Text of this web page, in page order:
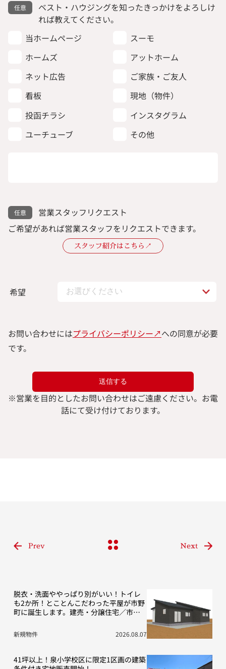
ベスト・ハウジングを知ったきっかけをよろしけ
れば教えてください。
当ホームページ
スーモ
ホームズ
アットホーム
ネット広告
ご家族・ご友人
看板
現地（物件）
投函チラシ
インスタグラム
ユーチューブ
その他
営業スタッフリクエスト
ご希望があれば営業スタッフをリクエストできます。
スタッフ紹介はこちら↗︎
希望
お問い合わせにはプライバシーポリシー↗︎への同意が必要
です。
※営業を目的としたお問い合わせはご遠慮ください。 お電
話にて受け付けております。
Prev Next
脱衣・洗面ややっぱり別がいい！トイレ
も2か所！とことんこだわった平屋が市野
町に誕生します。建売・分譲住宅／市野
新規物件 2026.08.07
41坪以上！泉小学校区に限定1区画の建築